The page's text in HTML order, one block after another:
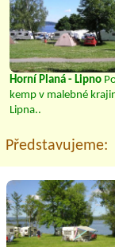
Horní Planá - Lipno
kemp v malebné
Lipna..
Představujeme: